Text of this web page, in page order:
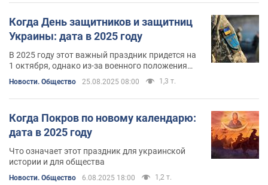
Когда День защитников и защитниц
Украины: дата в 2025 году
В 2025 году этот важный праздник придется на
1 октября, однако из-за военного положения
выходной в этот день не предусмотрен
Новости. Общество 25.08.2025 08:00 1,3 т.
Когда Покров по новому календарю:
дата в 2025 году
Что означает этот праздник для украинской
истории и для общества
Новости. Общество 6.08.2025 18:00 1,2 т.